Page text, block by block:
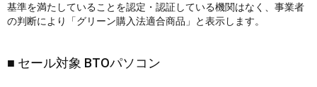
基準を満たしていることを認定・認証している機関はなく、事業者
の判断により「グリーン購入法適合商品」と表示します。
■ セール対象 BTOパソコン